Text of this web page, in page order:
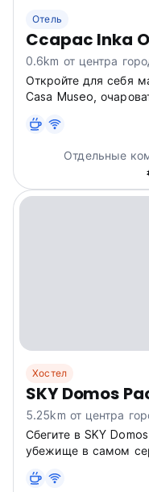
Отель
Ccapac Inka
0.6km от центра
Откройте для себя
Casa Museo,
истории и
Отдельные
Хостел
SKY Domos
5.25km от центра
Сбегите в SKY
убежище в самом
чтобы соединиться